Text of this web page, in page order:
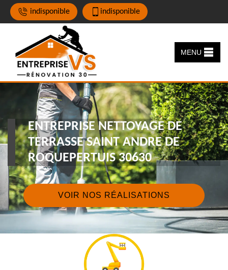
indisponible indisponible
MENU
ENTREPRISE NETTOYAGE DE
TERRASSE SAINT ANDRE DE
ROQUEPERTUIS 30630
VOIR NOS RÉALISATIONS